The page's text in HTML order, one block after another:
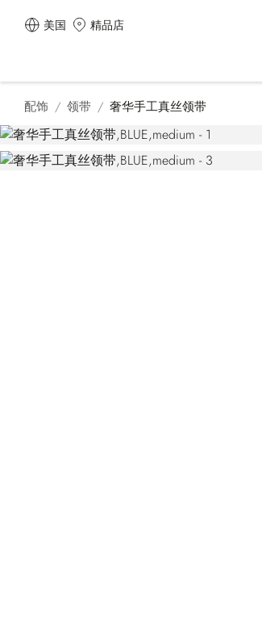
美国 精品店
配饰 领带 奢华手工真丝领带